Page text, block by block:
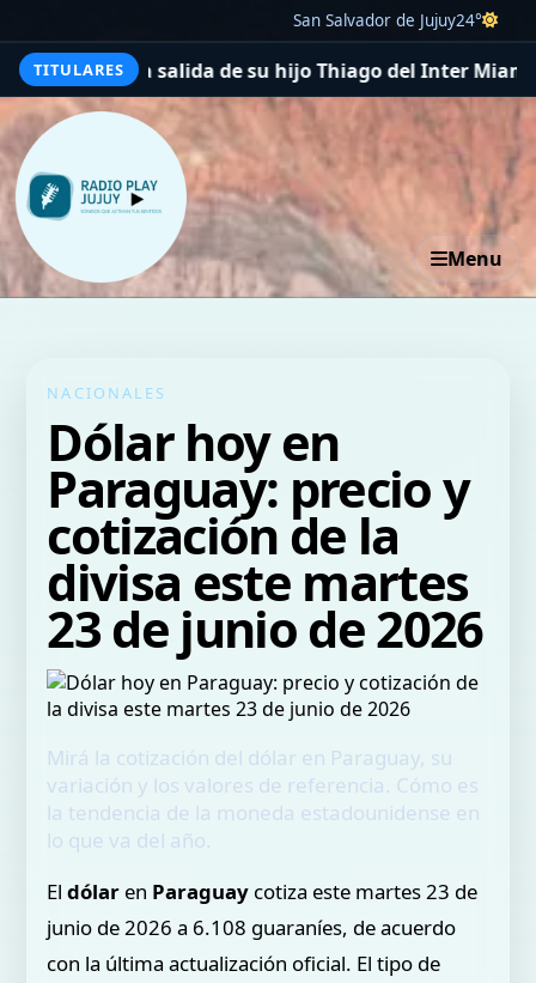
San Salvador de Jujuy24°
TITULARES
la salida de su hijo Thiago del Inter Miami a La
Menu
NACIONALES
Dólar hoy en
Paraguay: precio y
cotización de la
divisa este martes
23 de junio de 2026
Mirá la cotización del dólar en Paraguay, su
variación y los valores de referencia. Cómo es
la tendencia de la moneda estadounidense en
lo que va del año.
Eldólar en Paraguay cotiza este martes 23 de
junio de 2026 a 6.108 guaraníes, de acuerdo
con la última actualización oficial. El tipo de